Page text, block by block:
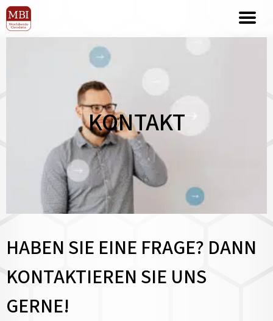
KONTAKT
HABEN SIE EINE FRAGE? DANN
KONTAKTIEREN SIE UNS
GERNE!